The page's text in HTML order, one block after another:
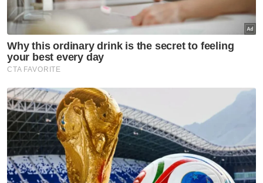
Pempengaruh kaum India
dakwa dibuli siber, modus
operandi serang pemilik bisnes
wanita
Semasa
Zahraaxavieta Neelopher
keluar rumah
Semasa
RCI TH: LHDN perlu siasat
kemungkinan pengelakan cukai
Kumpulan TH bagi tempoh
2014-2020